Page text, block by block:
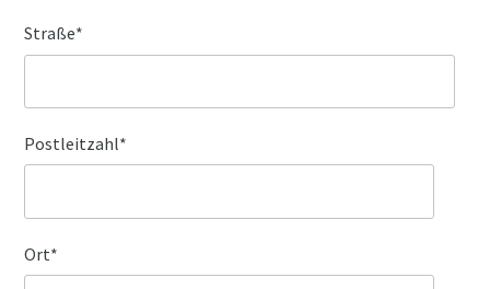
Straße*
Postleitzahl*
Ort*